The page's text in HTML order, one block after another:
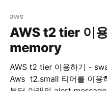
aws
AWS t2 tier 이
memory
AWS t2 tier 이용하기 - swap memory
Aws t2.small 티어를 이용